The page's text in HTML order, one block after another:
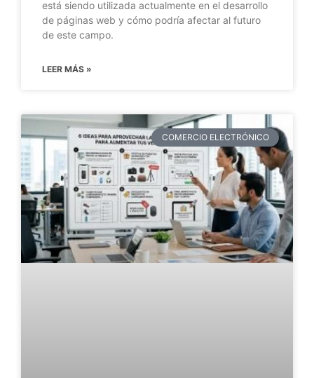
está siendo utilizada actualmente en el desarrollo
de páginas web y cómo podría afectar al futuro
de este campo.
LEER MÁS »
COMERCIO ELECTRÓNICO